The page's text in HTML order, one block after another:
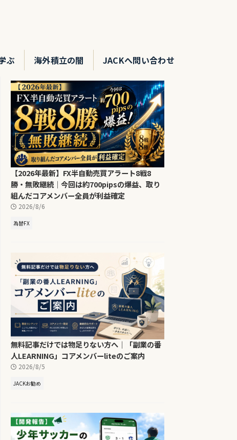
ぶ 海外積立の闇 JACKへ問い合わせ
【2026年最新】FX半自動売買アラート8戦8
勝・無敗継続｜今回は約700pipsの爆益、取り
組んだコアメンバー全員が利益確定
2026/8/6
為替FX
無料記事だけでは物足りない方へ｜「副業の番
人LEARNING」コアメンバーliteのご案内
2026/8/5
JACKお勧め